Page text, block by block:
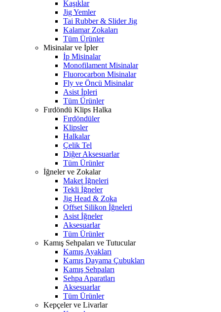
Kaşıklar
Jig Yemler
Tai Rubber & Slider Jig
Kalamar Zokaları
Tüm Ürünler
Misinalar ve İpler
İp Misinalar
Monofilament Misinalar
Fluorocarbon Misinalar
Fly ve Öncü Misinalar
Asist İpleri
Tüm Ürünler
Fırdöndü Klips Halka
Fırdöndüler
Klipsler
Halkalar
Çelik Tel
Diğer Aksesuarlar
Tüm Ürünler
İğneler ve Zokalar
Maket İğneleri
Tekli İğneler
Jig Head & Zoka
Offset Silikon İğneleri
Asist İğneler
Aksesuarlar
Tüm Ürünler
Kamış Sehpaları ve Tutucular
Kamış Ayakları
Kamış Dayama Çubukları
Kamış Sehpaları
Sehpa Aparatları
Aksesuarlar
Tüm Ürünler
Kepçeler ve Livarlar